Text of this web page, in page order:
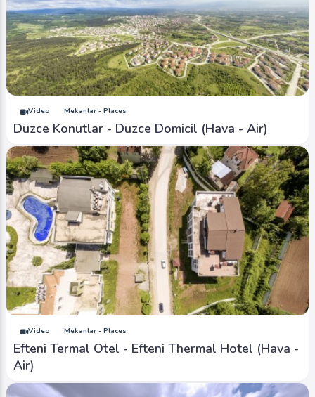
Video Mekanlar - Places
Düzce Konutlar - Duzce Domicil (Hava - Air)
Video Mekanlar - Places
Efteni Termal Otel - Efteni Thermal Hotel (Hava -
Air)